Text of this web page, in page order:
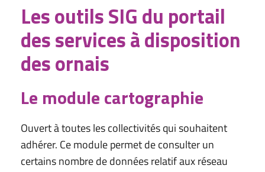
Les outils SIG du portail
des services à disposition
des ornais
Le module cartographie
Ouvert à toutes les collectivités qui souhaitent
adhérer. Ce module permet de consulter un
certains nombre de données relatif aux réseau